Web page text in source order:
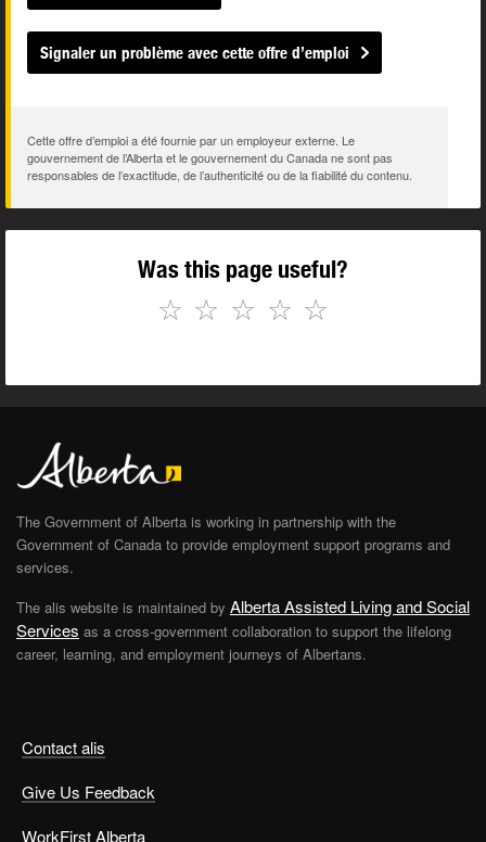
Signaler un problème avec cette offre d’emploi
Cette offre d’emploi a été fournie par un employeur externe. Le
gouvernement de l’Alberta et le gouvernement du Canada ne sont pas
responsables de l’exactitude, de l’authenticité ou de la fiabilité du contenu.
Was this page useful?
☆
☆
☆
☆
☆
Contact alis
Give Us Feedback
WorkFirst Alberta
The Government of Alberta is working in partnership with the
Government of Canada to provide employment support programs and
services.
The alis website is maintained by Alberta Assisted Living and Social
Services as a cross-government collaboration to support the lifelong
career, learning, and employment journeys of Albertans.